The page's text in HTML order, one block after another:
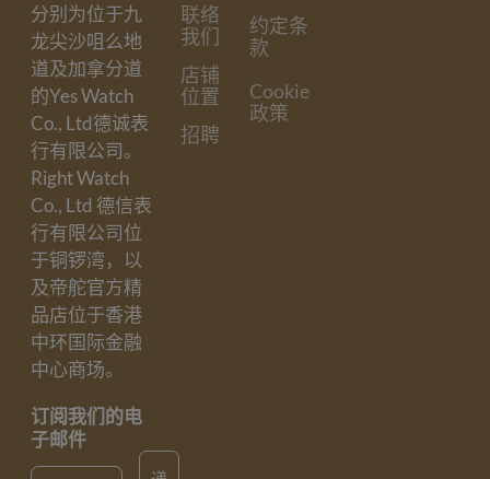
联络
我们
店铺
位置
招聘
约定条
款
Cookie
政策
分别为位于九
龙尖沙咀么地
道及加拿分道
的Yes Watch
Co., Ltd德诚表
行有限公司。
Right Watch
Co., Ltd 德信表
行有限公司位
于铜锣湾，以
及帝舵官方精
品店位于香港
中环国际金融
中心商场。
订阅我们的电
子邮件
Email